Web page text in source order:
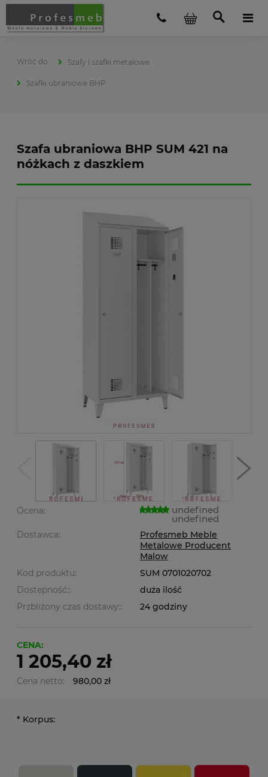
Szafy i szafki metalowe
Szafki ubraniowe BHP
Szafa ubraniowa BHP SUM 421 na
nóżkach z daszkiem
Ocena: undefined
undefined
Dostawca:
Profesmeb Meble
Metalowe Producent
Malow
Kod produktu:
SUM 0701020702
Dostepność::
duża ilość
Przbliżony czas dostawy::
24 godziny
CENA:
1 205,40 zł
Cena netto: 980,00 zł
* Korpus: